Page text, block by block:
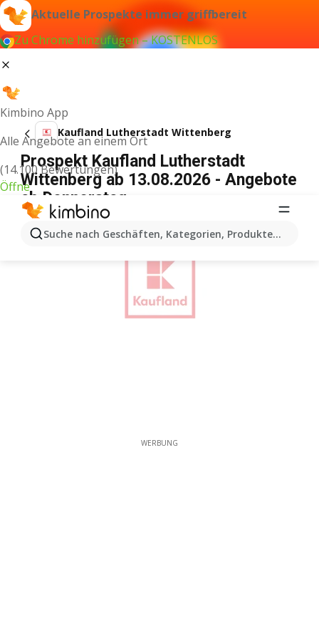
Aktuelle Prospekte immer griffbereit
Zu Chrome hinzufügen – KOSTENLOS
Kimbino App
Alle Angebote an einem Ort
(14.100 Bewertungen)
Öffne
Suche nach Geschäften, Kategorien, Produkten...
Kaufland Lutherstadt Wittenberg
Prospekt Kaufland Lutherstadt
Wittenberg ab 13.08.2026 - Angebote
ab Donnerstag
WERBUNG